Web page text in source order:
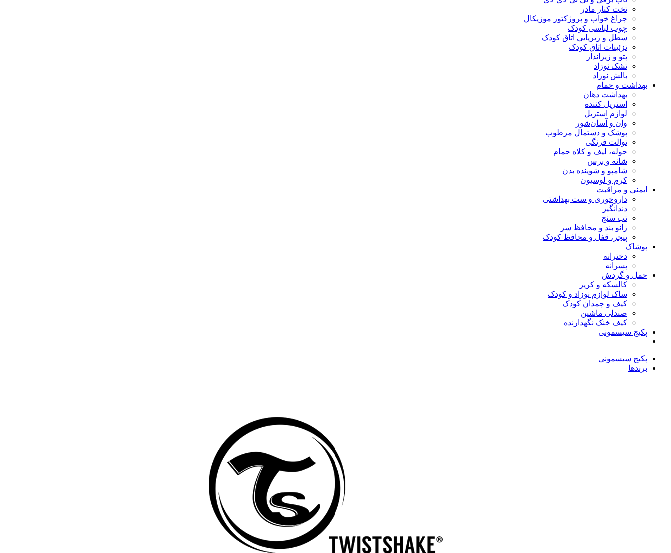
تخت کنار مادر
چراغ خواب و پروژکتور موزیکال
چوب لباسی کودک
سطل و زیرپایی اتاق کودک
تزئینات اتاق کودک
پتو و زیرانداز
تشک نوزاد
بالش نوزاد
بهداشت و حمام
بهداشت دهان
استریل کننده
لوازم استریل
وان و آسان‌شور
پوشک و دستمال مرطوب
توالت فرنگی
حوله، لیف و کلاه حمام
شانه و برس
شامپو و شوینده بدن
کرم و لوسیون
ایمنی و مراقبت
داروخوری و ست بهداشتی
دندانگیر
تب‌ سنج
زانو بند و محافظ سر
پیجر، قفل و محافظ کودک
پوشاک
دخترانه
پسرانه
حمل و گردش
کالسکه و کریر
ساک لوازم نوزاد و کودک
کیف و چمدان کودک
صندلی ماشین
کیف خنک نگهدارنده
پکیج سیسمونی
پکیج سیسمونی
برندها